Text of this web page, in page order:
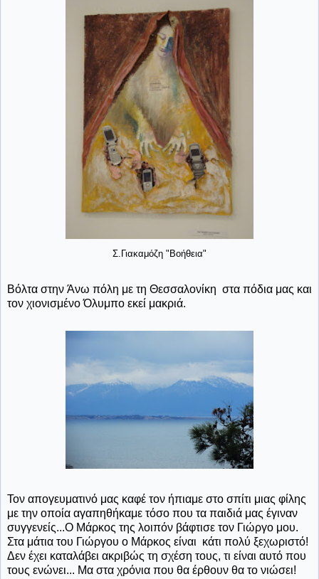
Σ.Γιακαμόζη "Βοήθεια"
Βόλτα στην Άνω πόλη με τη Θεσσαλονίκη στα πόδια μας και
τον χιονισμένο Όλυμπο εκεί μακριά.
Τον απογευματινό μας καφέ τον ήπιαμε στο σπίτι μιας φίλης
με την οποία αγαπηθήκαμε τόσο που τα παιδιά μας έγιναν
συγγενείς...Ο Μάρκος της λοιπόν βάφτισε τον Γιώργο μου.
Στα μάτια του Γιώργου ο Μάρκος είναι κάτι πολύ ξεχωριστό!
Δεν έχει καταλάβει ακριβώς τη σχέση τους, τι είναι αυτό που
τους ενώνει... Μα στα χρόνια που θα έρθουν θα το νιώσει!